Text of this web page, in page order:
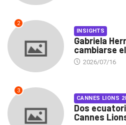
2
INSIGHTS
Gabriela
cambiarse
2026/07/16
3
CANNES LIONS
Dos
Cannes